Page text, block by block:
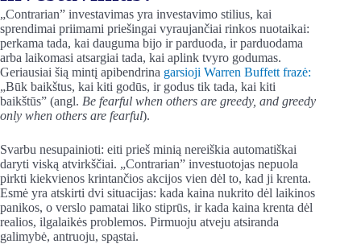
„Contrarian” investavimas yra investavimo stilius, kai
sprendimai priimami priešingai vyraujančiai rinkos nuotaikai:
perkama tada, kai dauguma bijo ir parduoda, ir parduodama
arba laikomasi atsargiai tada, kai aplink tvyro godumas.
Geriausiai šią mintį apibendrina garsioji Warren Buffett frazė:
„Būk baikštus, kai kiti godūs, ir godus tik tada, kai kiti
baikštūs” (angl. Be fearful when others are greedy, and greedy
only when others are fearful).
Svarbu nesupainioti: eiti prieš minią nereiškia automatiškai
daryti viską atvirkščiai. „Contrarian” investuotojas nepuola
pirkti kiekvienos krintančios akcijos vien dėl to, kad ji krenta.
Esmė yra atskirti dvi situacijas: kada kaina nukrito dėl laikinos
panikos, o verslo pamatai liko stiprūs, ir kada kaina krenta dėl
realios, ilgalaikės problemos. Pirmuoju atveju atsiranda
galimybė, antruoju, spąstai.